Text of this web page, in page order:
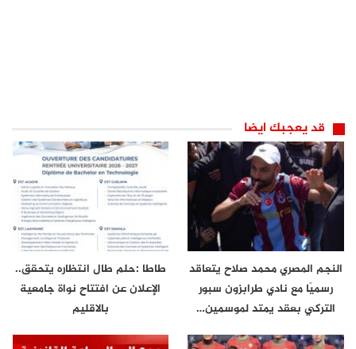
قد يعجبك ايضا
النجم المصري محمد صلاح يتعاقد
رسميًا مع نادي طرابزون سبور
التركي بعقد يمتد لموسمين…
طاطا :حلم طال انتظاره يتحقق..
الإعلان عن افتتاح نواة جامعية
بالاقليم